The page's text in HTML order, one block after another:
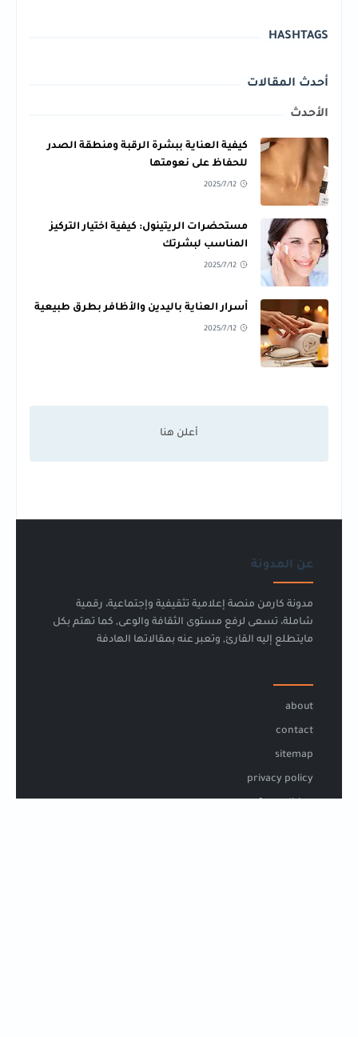
HASHTAGS
أحدث المقالات
الأحدث
كيفية العناية ببشرة الرقبة ومنطقة الصدر
للحفاظ على نعومتها
2025/7/12
مستحضرات الريتينول: كيفية اختيار التركيز
المناسب لبشرتك
2025/7/12
أسرار العناية باليدين والأظافر بطرق طبيعية
2025/7/12
عن المدونة
مدونة كارمن منصة إعلامية تثقيفية وإجتماعية، رقمية
شاملة، تسعى لرفع مستوى الثقافة والوعى, كما تهتم بكل
مايتطلع إليه القارئ, وتعبر عنه بمقالاتها الهادفة
about
contact
sitemap
privacy policy